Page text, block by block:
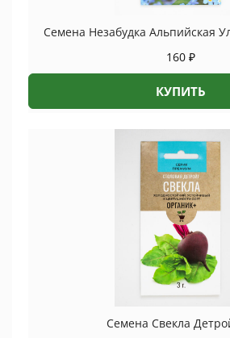
Семена Незабудка Альпийская
160 ₽
КУПИТЬ
Семена Свекла